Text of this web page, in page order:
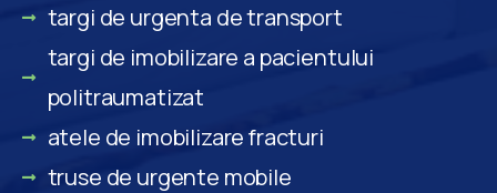
targi de urgenta de transport
targi de imobilizare a pacientului
politraumatizat
atele de imobilizare fracturi
truse de urgente mobile